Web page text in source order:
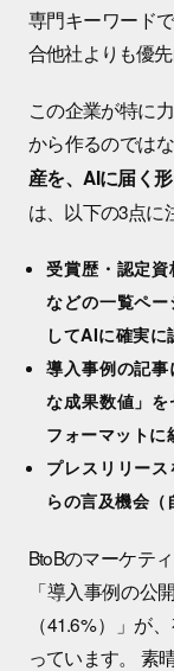
専門キーワード
合他社よりも優
この企業が特に
から作るのではな
産を、AIに届く
は、以下の3点に
受賞歴・認定資
などの一覧ペ
してAIに確実に
導入事例の記
な成果数値」
フォーマットに
プレスリリー
らの言及機会
BtoBのマーケテ
「導入事例の公
（41.6%）」が
っています。 素